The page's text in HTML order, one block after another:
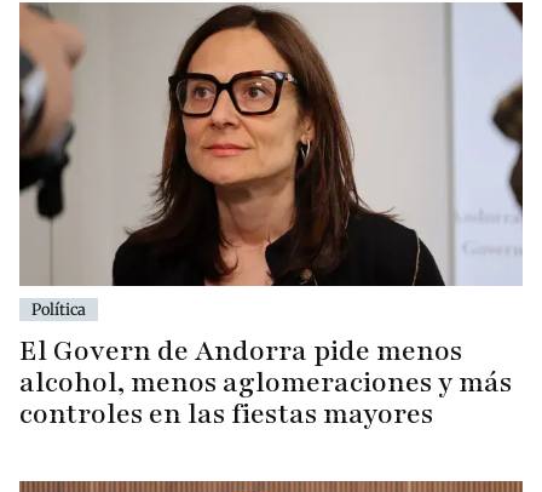
Política
El Govern de Andorra pide menos
alcohol, menos aglomeraciones y más
controles en las fiestas mayores